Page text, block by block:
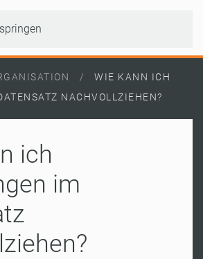
WIE KANN ICH
NACHVOLLZIEHEN?
ich
im